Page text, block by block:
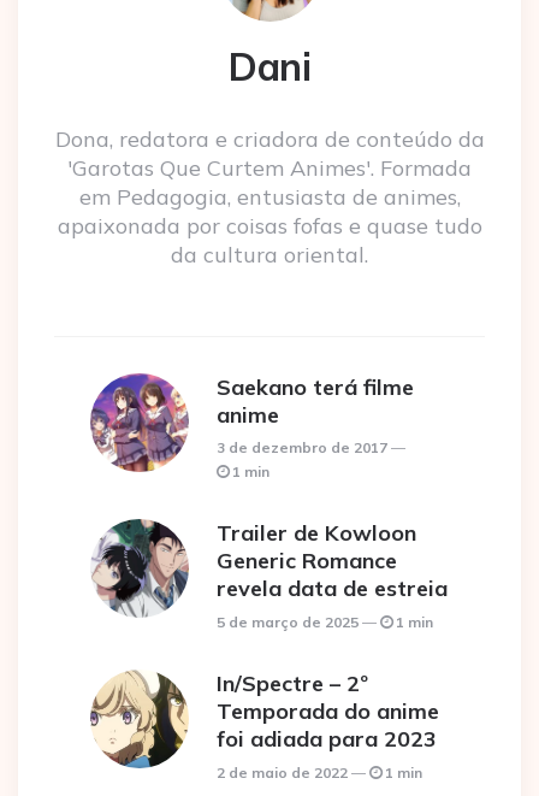
Dani
Dona, redatora e criadora de conteúdo da
'Garotas Que Curtem Animes'. Formada
em Pedagogia, entusiasta de animes,
apaixonada por coisas fofas e quase tudo
da cultura oriental.
Saekano terá filme
anime
3 de dezembro de 2017
1 min
Trailer de Kowloon
Generic Romance
revela data de estreia
5 de março de 2025 1 min
In/Spectre – 2º
Temporada do anime
foi adiada para 2023
2 de maio de 2022 1 min